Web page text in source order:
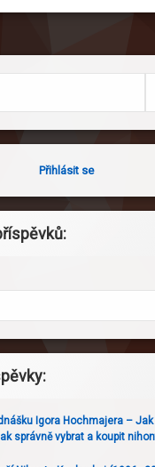
Přihlásit se
Igora Hochmajera –
správně vybrat a koupit